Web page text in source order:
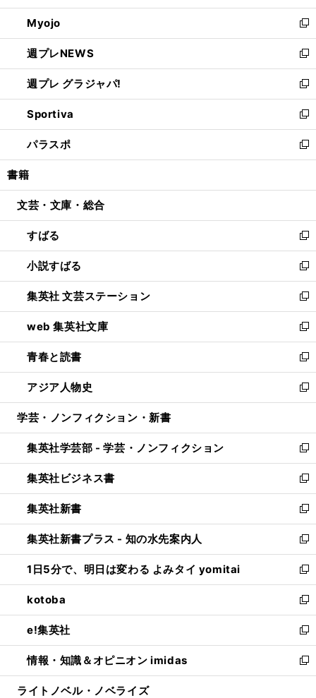
開
く
ウ
で
開
く
ン
ド
ウ
で
開
く
ウ
ィ
ン
ド
ウ
で
開
く
Myojo
新
し
い
ウ
ィ
ン
ド
ウ
で
開
週プレNEWS
新
し
い
ウ
ィ
ン
ド
ウ
開
週プレ グラジャパ!
新
し
い
ウ
ィ
ン
ウ
開
く
Sportiva
新
し
い
ウ
ン
ウ
で
開
く
パラスポ
新
し
ウ
ン
ド
ウ
で
開
く
書籍
文芸・文庫・総合
すばる
新
し
い
ウ
ィ
ン
ド
ウ
で
開
く
小説すばる
新
し
い
ウ
ィ
ン
ド
ウ
で
開
集英社 文芸ステーション
新
し
い
ウ
ィ
ン
ド
ウ
開
く
web 集英社文庫
新
し
い
ウ
ィ
ン
ウ
で
開
く
青春と読書
新
し
い
ウ
ン
ド
ウ
で
開
く
アジア人物史
新
し
ウ
ィ
ン
ド
ウ
で
開
く
学芸・ノンフィクション・新書
集英社学芸部 - 学芸・ノンフィクション
新
し
い
ウ
ィ
ン
ド
ウ
で
開
く
集英社ビジネス書
新
し
い
ウ
ィ
ン
ド
ウ
で
開
く
集英社新書
新
し
い
ウ
ィ
ン
ド
ウ
で
開
く
集英社新書プラス - 知の水先案内人
新
し
い
ウ
ィ
ン
ド
ウ
で
開
1日5分で、明日は変わる よみタイ yomitai
新
し
い
ウ
ィ
ン
ド
ウ
kotoba
新
し
い
ウ
ィ
ン
e!集英社
新
し
い
ウ
情報・知識＆オピニオン imidas
新
し
ライトノベル・ノベライズ